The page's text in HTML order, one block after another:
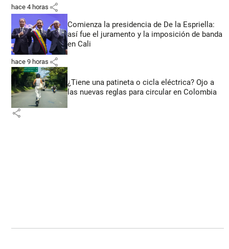
hace 4 horas share
Comienza la presidencia de De la Espriella:
así fue el juramento y la imposición de banda
en Cali
hace 9 horas share
¿Tiene una patineta o cicla eléctrica? Ojo a
las nuevas reglas para circular en Colombia
share